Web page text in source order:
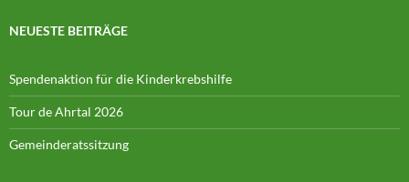
NEUESTE BEITRÄGE
Spendenaktion für die Kinderkrebshilfe
Tour de Ahrtal 2026
Gemeinderatssitzung